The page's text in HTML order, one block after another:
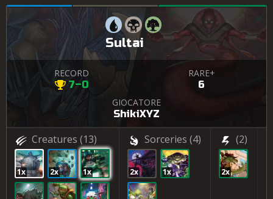
Sultai
RECORD
7–0
RARE+
6
GIOCATORE
ShikiXYZ
Creatures (13)
1x 2x 1x
Sorceries (4)
2x 1x
(2)
2x